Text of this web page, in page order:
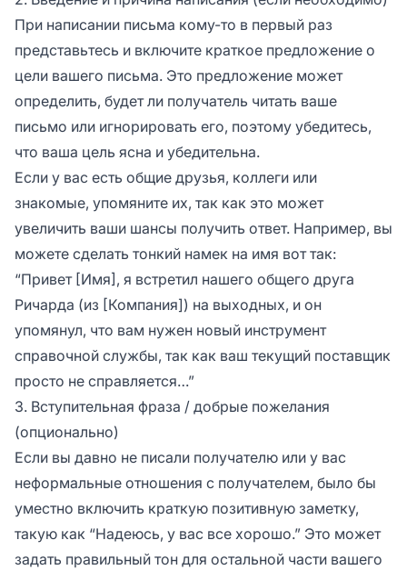
При написании письма кому-то в первый раз
представьтесь и включите краткое предложение о
цели вашего письма. Это предложение может
определить, будет ли получатель читать ваше
письмо или игнорировать его, поэтому убедитесь,
что ваша цель ясна и убедительна.
Если у вас есть общие друзья, коллеги или
знакомые, упомяните их, так как это может
увеличить ваши шансы получить ответ. Например, вы
можете сделать тонкий намек на имя вот так:
“Привет [Имя], я встретил нашего общего друга
Ричарда (из [Компания]) на выходных, и он
упомянул, что вам нужен новый инструмент
справочной службы, так как ваш текущий поставщик
просто не справляется…”
3. Вступительная фраза / добрые пожелания
(опционально)
Если вы давно не писали получателю или у вас
неформальные отношения с получателем, было бы
уместно включить краткую позитивную заметку,
такую как “Надеюсь, у вас все хорошо.” Это может
задать правильный тон для остальной части вашего